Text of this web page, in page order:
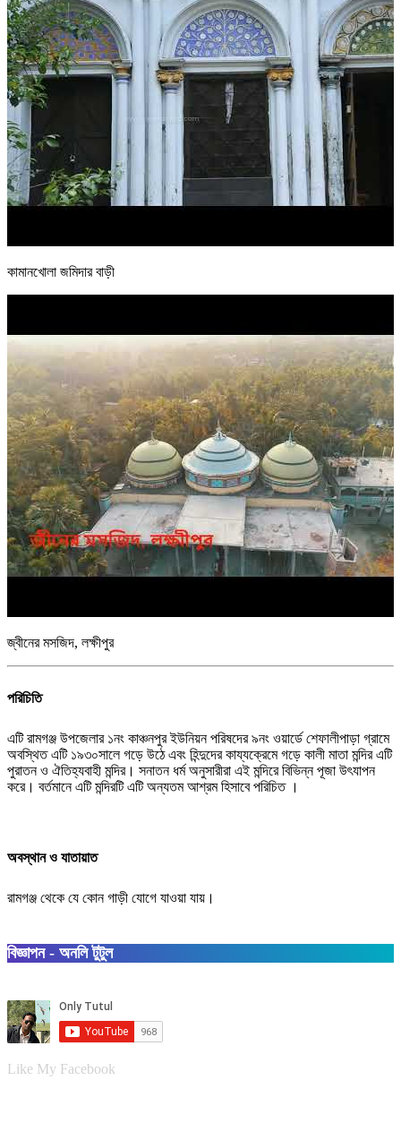
কামানখোলা জমিদার বাড়ী
জ্বীনের মসজিদ, লক্ষীপুর
পরিচিতি
এটি রামগঞ্জ উপজেলার ১নং কাঞ্চনপুর ইউনিয়ন পরিষদের ৯নং ওয়ার্ডে শেফালীপাড়া গ্রামে
অবস্থিত এটি ১৯৩০সালে গড়ে উঠে এবং হিন্দুদের কায্যক্রেমে গড়ে কালী মাতা মন্দির এটি
পুরাতন ও ঐতিহ্যবাহী মন্দির। সনাতন ধর্ম অনুসারীরা এই মন্দিরে বিভিন্ন পূজা উৎযাপন
করে। বর্তমানে এটি মন্দিরটি এটি অন্যতম আশ্রম হিসাবে পরিচিত ।
অবস্থান ও যাতায়াত
রামগঞ্জ থেকে যে কোন গাড়ী যোগে যাওয়া যায়।
বিজ্ঞাপন - অনলি টুটুল
Like My Facebook